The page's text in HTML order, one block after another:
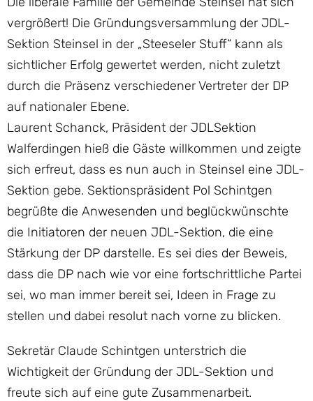
vergrößert! Die Gründungsversammlung der JDL-
Sektion Steinsel in der „Steeseler Stuff“ kann als
sichtlicher Erfolg gewertet werden, nicht zuletzt
durch die Präsenz verschiedener Vertreter der DP
auf nationaler Ebene.
Laurent Schanck, Präsident der JDLSektion
Walferdingen hieß die Gäste willkommen und zeigte
sich erfreut, dass es nun auch in Steinsel eine JDL-
Sektion gebe. Sektionspräsident Pol Schintgen
begrüßte die Anwesenden und beglückwünschte
die Initiatoren der neuen JDL-Sektion, die eine
Stärkung der DP darstelle. Es sei dies der Beweis,
dass die DP nach wie vor eine fortschrittliche Partei
sei, wo man immer bereit sei, Ideen in Frage zu
stellen und dabei resolut nach vorne zu blicken.
Sekretär Claude Schintgen unterstrich die
Wichtigkeit der Gründung der JDL-Sektion und
freute sich auf eine gute Zusammenarbeit.